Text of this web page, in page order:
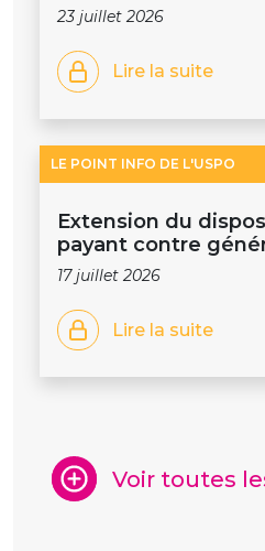
23 juillet 2026
Lire la suite
LE POINT INFO DE L'USPO
Extension du
payant contre
17 juillet 2026
Lire la suite
Voir toutes